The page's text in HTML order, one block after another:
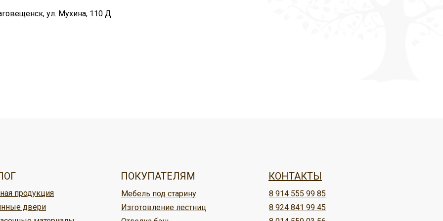
ул. Мухина, 110 Д
Кудесник
доставки,
Изготовление лестниц
Мебель под старину
ПОКУПАТЕЛЯМ
двери
продукция
8 914 555 99 85
8 924 841 99 45
КОНТАКТЫ